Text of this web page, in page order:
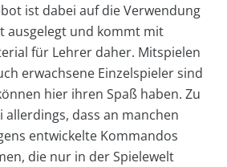
ist dabei auf die Verwendung
ausgelegt und kommt mit
für Lehrer daher. Mitspielen
erwachsene Einzelspieler sind
hier ihren Spaß haben. Zu
allerdings, dass an manchen
entwickelte Kommandos
die nur in der Spielewelt